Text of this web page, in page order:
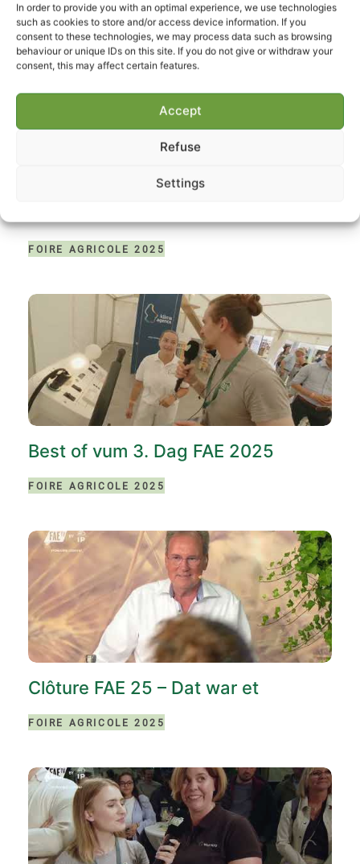
In order to provide you with an optimal experience, we use technologies
such as cookies to store and/or access device information. If you
consent to these technologies, we may process data such as browsing
behaviour or unique IDs on this site. If you do not give or withdraw your
consent, this may affect certain features.
Accept
Refuse
Settings
FOIRE AGRICOLE 2026
FOIRE AGRICOLE 2025
Best of vum 3. Dag FAE 2025
FOIRE AGRICOLE 2025
Clôture FAE 25 – Dat war et
FOIRE AGRICOLE 2025